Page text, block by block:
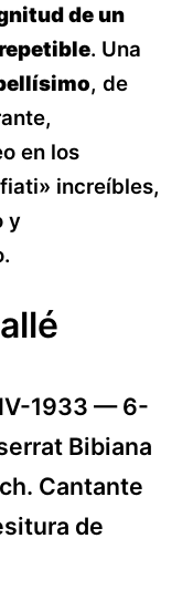
de un
. Una
, de
en los
increíbles,
y
1933 — 6-
Bibiana
Cantante
de